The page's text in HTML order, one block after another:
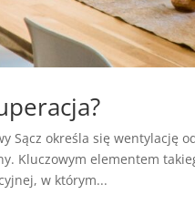
Sącz określa się wentylację
Kluczowym elementem
w którym...